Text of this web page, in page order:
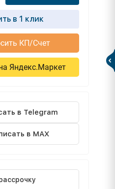
в 1 клик
КП/Счет
Яндекс.Маркет
в Telegram
в MAX